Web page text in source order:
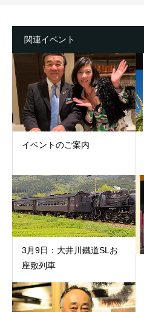
関連イベント
イベントのご案内
3月9日：大井川鐵道SLお
座敷列車